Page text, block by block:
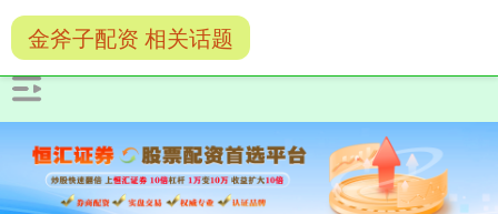
金斧子配资 相关话题